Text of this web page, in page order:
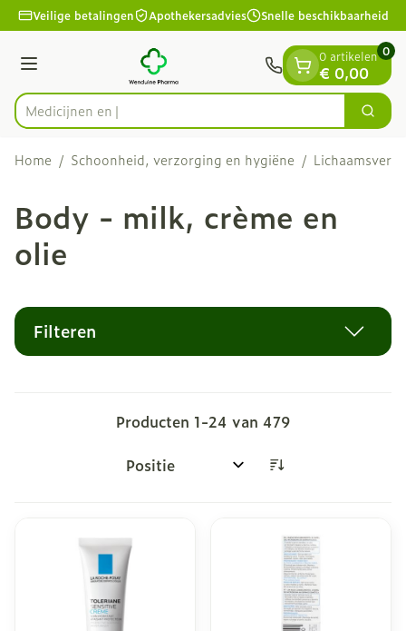
Ga naar de inhoud
1 van 1
Veilige betalingen Apothekersadvies Snelle beschikbaarheid
Menu
Product, merk, categorie... Zoek
0 artikelen
€ 0,00
0
Home / Schoonheid, verzorging en hygiëne /
Body - milk, crème en
olie
Filteren
Producten 1-24 van 479
Sorteer op: